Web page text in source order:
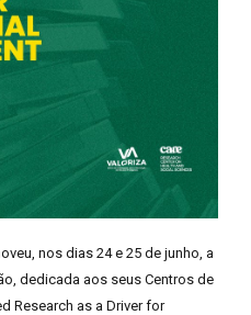
nos dias 24 e 25 de junho, a
dedicada aos seus Centros de
Research as a Driver for